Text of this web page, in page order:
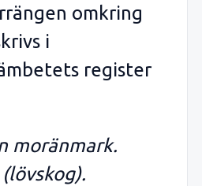
omkring
i
register
moränmark.